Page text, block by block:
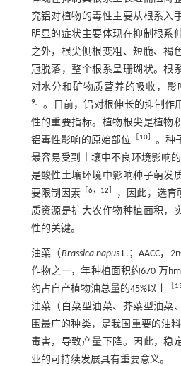
究铝对植物的毒性主要从根系入
明显的症状主要体现在抑制根系
之外，根尖侧根变粗、短脆、褐
冠脱落，整个根系呈珊瑚状。根
对水分和矿物质营养的吸收，影
9］ 。目前，铝对根伸长的抑制作
性的重要指标。植物根尖是植物
铝毒性影响的原始部位
10］ 。种
最容易受到土壤中不良环境影响
是酸性土壤环境中影响种子萌发
要限制因素［6， 12
，因此，选育
质资源是扩大农作物种植面积，
性的关键。
油菜（ Brassica napusL.；AACC，
作物之一，年种植面积约670 万hm
约占自产植物油总量的45%以上
油菜（白菜型油菜、芥菜型油菜
围最广的种类，是我国重要的油
毒害，导致产量下降。因此，稳
业的可持续发展具有重要意义。